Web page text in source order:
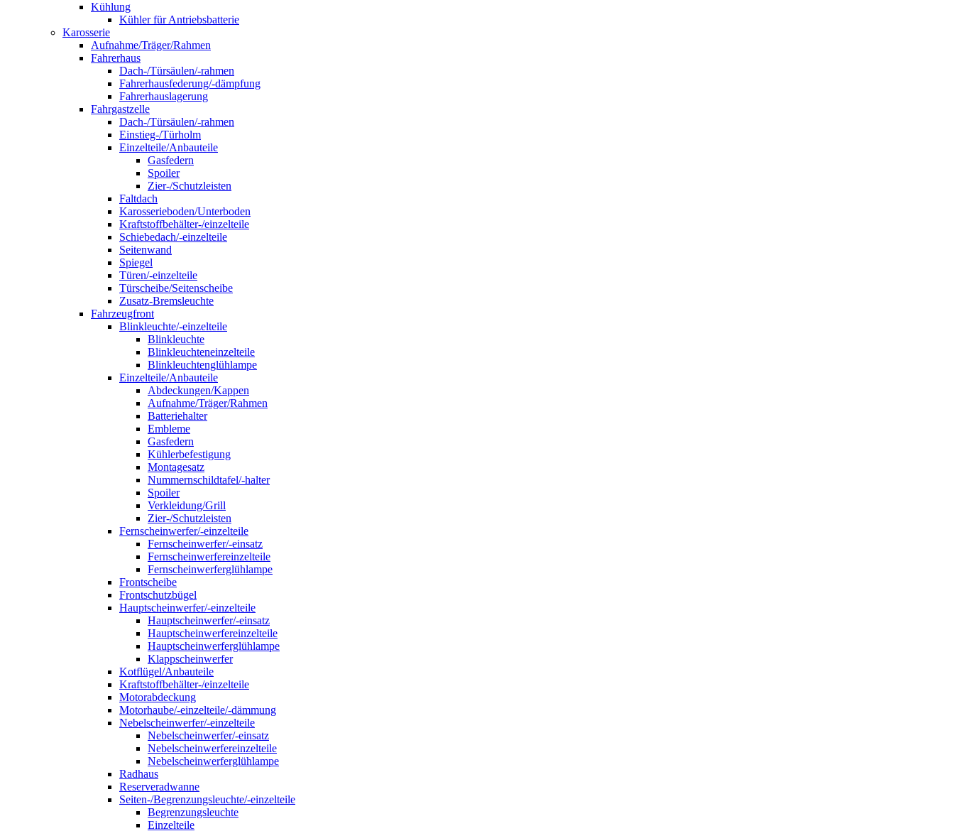
Kühlung
Kühler für Antriebsbatterie
Karosserie
Aufnahme/Träger/Rahmen
Fahrerhaus
Dach-/Türsäulen/-rahmen
Fahrerhausfederung/-dämpfung
Fahrerhauslagerung
Fahrgastzelle
Dach-/Türsäulen/-rahmen
Einstieg-/Türholm
Einzelteile/Anbauteile
Gasfedern
Spoiler
Zier-/Schutzleisten
Faltdach
Karosserieboden/Unterboden
Kraftstoffbehälter-/einzelteile
Schiebedach/-einzelteile
Seitenwand
Spiegel
Türen/-einzelteile
Türscheibe/Seitenscheibe
Zusatz-Bremsleuchte
Fahrzeugfront
Blinkleuchte/-einzelteile
Blinkleuchte
Blinkleuchteneinzelteile
Blinkleuchtenglühlampe
Einzelteile/Anbauteile
Abdeckungen/Kappen
Aufnahme/Träger/Rahmen
Batteriehalter
Embleme
Gasfedern
Kühlerbefestigung
Montagesatz
Nummernschildtafel/-halter
Spoiler
Verkleidung/Grill
Zier-/Schutzleisten
Fernscheinwerfer/-einzelteile
Fernscheinwerfer/-einsatz
Fernscheinwerfereinzelteile
Fernscheinwerferglühlampe
Frontscheibe
Frontschutzbügel
Hauptscheinwerfer/-einzelteile
Hauptscheinwerfer/-einsatz
Hauptscheinwerfereinzelteile
Hauptscheinwerferglühlampe
Klappscheinwerfer
Kotflügel/Anbauteile
Kraftstoffbehälter-/einzelteile
Motorabdeckung
Motorhaube/-einzelteile/-dämmung
Nebelscheinwerfer/-einzelteile
Nebelscheinwerfer/-einsatz
Nebelscheinwerfereinzelteile
Nebelscheinwerferglühlampe
Radhaus
Reserveradwanne
Seiten-/Begrenzungsleuchte/-einzelteile
Begrenzungsleuchte
Einzelteile